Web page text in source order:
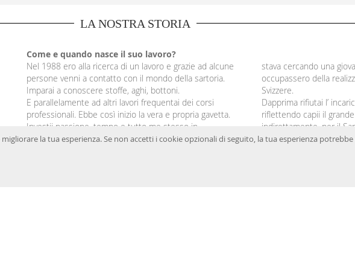
LA NOSTRA STORIA
Come e quando nasce il suo lavoro?
Nel 1988 ero alla ricerca di un lavoro e grazie ad alcune
persone venni a contatto con il mondo della sartoria.
Imparai a conoscere stoffe, aghi, bottoni.
E parallelamente ad altri lavori frequentai dei corsi
professionali. Ebbe così inizio la vera e propria gavetta.
Investii passione, tempo e tutto me stesso in
quest’impresa.
stava cercando una
occupassero della
Svizzere.
Dapprima rifiutai l’
riflettendo capii il
indirettamente, per il
iniziare anche mia
la tua esperienza. Se non accetti i cookie opzionali di seguito, la tua esperienza